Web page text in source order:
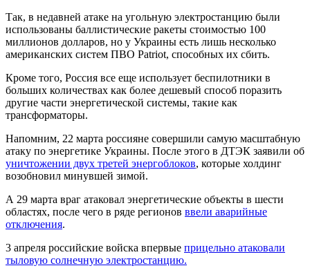
Так, в недавней атаке на угольную электростанцию были
использованы баллистические ракеты стоимостью 100
миллионов долларов, но у Украины есть лишь несколько
американских систем ПВО Patriot, способных их сбить.
Кроме того, Россия все еще использует беспилотники в
больших количествах как более дешевый способ поразить
другие части энергетической системы, такие как
трансформаторы.
Напомним, 22 марта россияне совершили самую масштабную
атаку по энергетике Украины. После этого в ДТЭК заявили об
уничтожении двух третей энергоблоков, которые холдинг
возобновил минувшей зимой.
А 29 марта враг атаковал энергетические объекты в шести
областях, после чего в ряде регионов ввели аварийные
отключения.
3 апреля российские войска впервые прицельно атаковали
тыловую солнечную электростанцию.